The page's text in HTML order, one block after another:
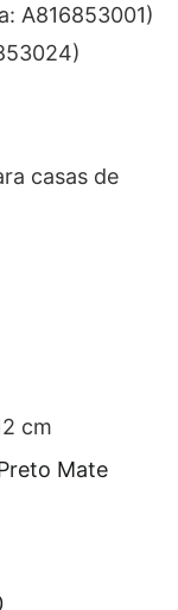
A816853001)
casas de
cm
Mate